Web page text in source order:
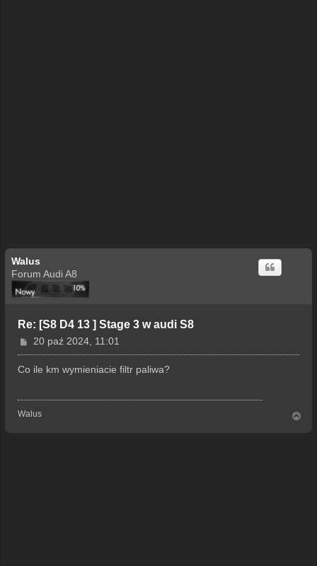
Walus
Forum Audi A8
Re: [S8 D4 13 ] Stage 3 w audi S8
P
o
s
20 paź 2024, 11:01
Co ile km wymieniacie filtr paliwa?
Walus